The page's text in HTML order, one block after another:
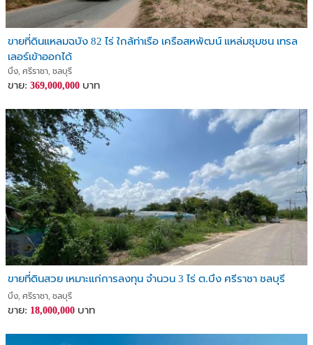
ขายที่ดินแหลมฉบัง 82 ไร่ ใกล้ท่าเรือ เครือสหพัฒน์ แหล่มชุมชน เทรล
เลอร์เข้าออกได้
บึง, ศรีราชา, ชลบุรี
ขาย: 369,000,000 บาท
ขายที่ดินสวย เหมาะแก่การลงทุน จำนวน 3 ไร่ ต.บึง ศรีราชา ชลบุรี
บึง, ศรีราชา, ชลบุรี
ขาย: 18,000,000 บาท